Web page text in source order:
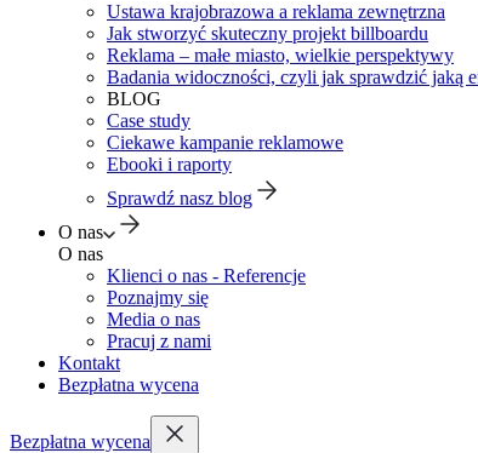
Ustawa krajobrazowa a reklama zewnętrzna
Jak stworzyć skuteczny projekt billboardu
Reklama – małe miasto, wielkie perspektywy
Badania widoczności, czyli jak sprawdzić jaką
BLOG
Case study
Ciekawe kampanie reklamowe
Ebooki i raporty
Sprawdź nasz blog
O nas
O nas
Klienci o nas - Referencje
Poznajmy się
Media o nas
Pracuj z nami
Kontakt
Bezpłatna wycena
Bezpłatna wycena